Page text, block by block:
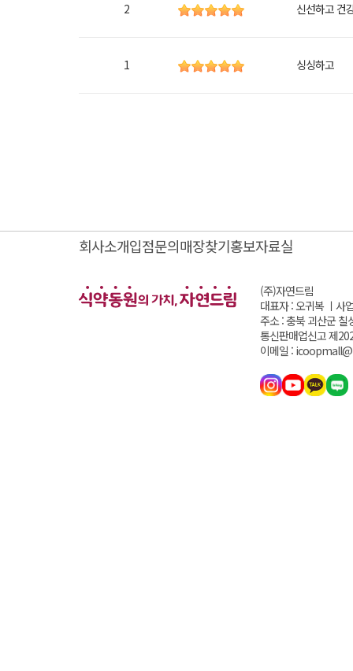
2 신선하고 건
1 싱싱하고
회사소개입점문의매장찾기홍보자료실
(주)자연드림
대표자 : 오귀복 ㅣ 사
주소 : 충북 괴산군 칠
통신판매업신고 제
이메일 :